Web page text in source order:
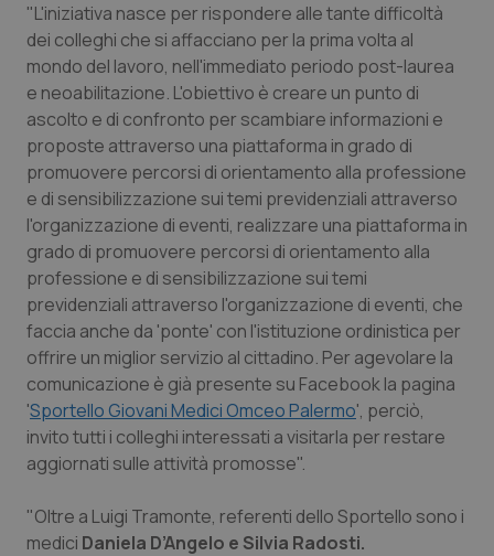
Lombardia
Marche
Molise
Piemonte
Provincia Autonoma di Bolzano
Provincia Autonoma di Trento
Puglia
Sardegna
Toscana
Dolore
Donna & Salute
Epatiti
HIV
Infezioni & Febbre
Ipertensione & Scompenso
Malattie rare
Malattia di Crohn & Rettocolite Ulcerosa
Neuroscienze & patologie neurodegenerative
Obesità
"L'iniziativa nasce per rispondere alle tante difficoltà
dei colleghi che si affacciano per la prima volta al
mondo del lavoro, nell'immediato periodo post-laurea
e neoabilitazione. L'obiettivo è creare un punto di
ascolto e di confronto per scambiare informazioni e
proposte attraverso una piattaforma in grado di
promuovere percorsi di orientamento alla professione
e di sensibilizzazione sui temi previdenziali attraverso
l'organizzazione di eventi, realizzare una piattaforma in
grado di promuovere percorsi di orientamento alla
professione e di sensibilizzazione sui temi
previdenziali attraverso l'organizzazione di eventi, che
faccia anche da 'ponte' con l'istituzione ordinistica per
offrire un miglior servizio al cittadino. Per agevolare la
comunicazione è già presente su Facebook la pagina
'Sportello Giovani Medici Omceo Palermo', perciò,
invito tutti i colleghi interessati a visitarla per restare
aggiornati sulle attività promosse".
"Oltre a Luigi Tramonte, referenti dello Sportello sono i
medici Daniela D’Angelo e Silvia Radosti.